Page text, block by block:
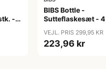
-
BIBS Bottle -
Sutteflaskesæt - 4
- Ivory
VEJL. PRIS 299,95 KR
223,96 kr